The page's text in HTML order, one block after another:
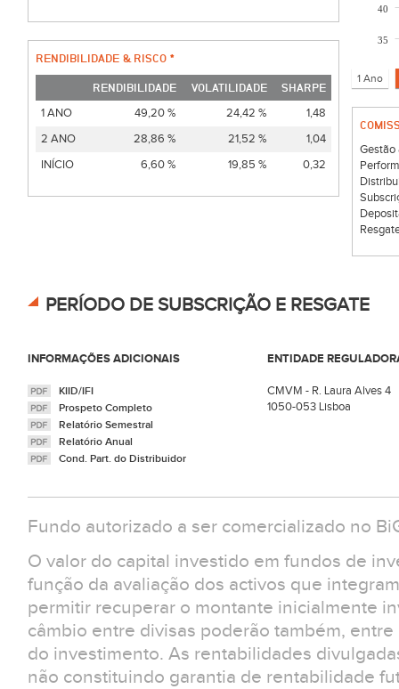
RENDIBILIDADE & RISCO *
RENDIBILIDADE VOLATILIDADE
SHARPE
1 ANO
49,20 % 24,42 %
1,48
2 ANO
28,86 % 21,52 %
1,04
INÍCIO
6,60 % 19,85 % 0,32
35
40
Gestão
PERÍODO DE SUBSCRIÇÃO E RESGATE
INFORMAÇÕES ADICIONAIS ENTIDADE
KIID/IFI
Prospeto Completo
Relatório Semestral
Relatório Anual
Cond. Part. do Distribuidor
CMVM - R. Laura Alves 4
1050-053 Lisboa
Fundo autorizado a ser comercializado no
O valor do capital investido em fundos de
função da avaliação dos activos que
permitir recuperar o montante inicialmente
câmbio entre divisas poderão também,
do investimento. As rentabilidades
não constituindo garantia de rentabilidade